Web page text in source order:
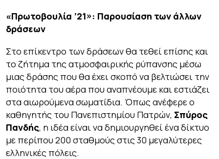
«Πρωτοβουλία ’21»: Παρουσίαση των άλλων
δράσεων
Στο επίκεντρο των δράσεων θα τεθεί επίσης και
το ζήτημα της ατμοσφαιρικής ρύπανσης μέσω
μιας δράσης που θα έχει σκοπό να βελτιώσει την
ποιότητα του αέρα που αναπνέουμε και εστιάζει
στα αιωρούμενα σωματίδια. Όπως ανέφερε ο
καθηγητής του Πανεπιστημίου Πατρών, Σπύρος
Πανδής, η ιδέα είναι να δημιουργηθεί ένα δίκτυο
με περίπου 200 σταθμούς στις 30 μεγαλύτερες
ελληνικές πόλεις.